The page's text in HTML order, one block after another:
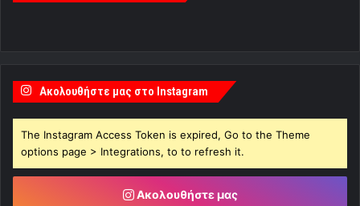
Ακολουθήστε μας στο Instagram
The Instagram Access Token is expired, Go to the Theme
options page > Integrations, to to refresh it.
Ακολουθήστε μας